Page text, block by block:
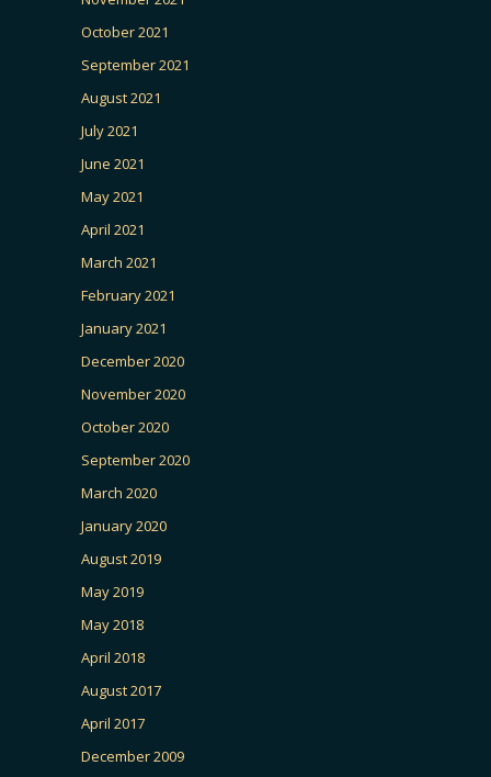
October 2021
September 2021
August 2021
July 2021
June 2021
May 2021
April 2021
March 2021
February 2021
January 2021
December 2020
November 2020
October 2020
September 2020
March 2020
January 2020
August 2019
May 2019
May 2018
April 2018
August 2017
April 2017
December 2009